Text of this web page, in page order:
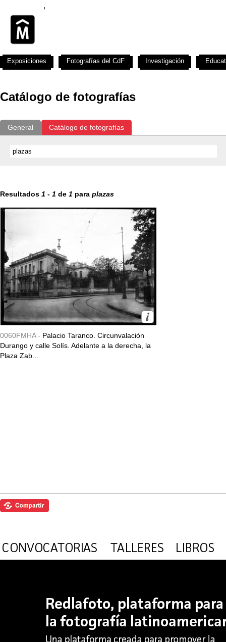
Catálogo de fotografías
General Catálogo de fotografías
Resultados 1 - 1 de 1 para plazas
0060FMHA - Palacio Taranco. Circunvalación
Durango y calle Solís. Adelante a la derecha, la
Plaza Zab...
Exposiciones Fotografías del CdF Investigación